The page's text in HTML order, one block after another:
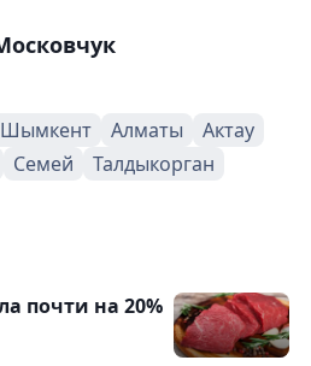
Шымкент Алматы
Актау
Семей
Талдыкорган
почти на 20%